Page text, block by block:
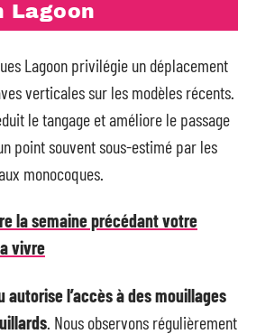
Lagoon
Lagoon privilégie un déplacement
verticales sur les modèles récents.
le tangage et améliore le passage
point souvent sous-estimé par les
monocoques.
la semaine précédant votre
vivre
autorise l’accès à des mouillages
. Nous observons régulièrement